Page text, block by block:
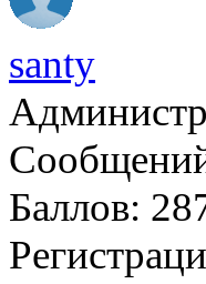
santy
Баллов: